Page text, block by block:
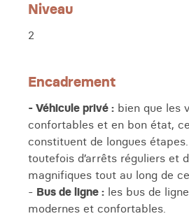
Niveau
2
Encadrement
- Véhicule privé : bien que les
confortables et en bon état,
constituent de longues
toutefois d’arrêts réguliers et
magnifiques tout au long de
- Bus de ligne : les bus de
modernes et confortables.